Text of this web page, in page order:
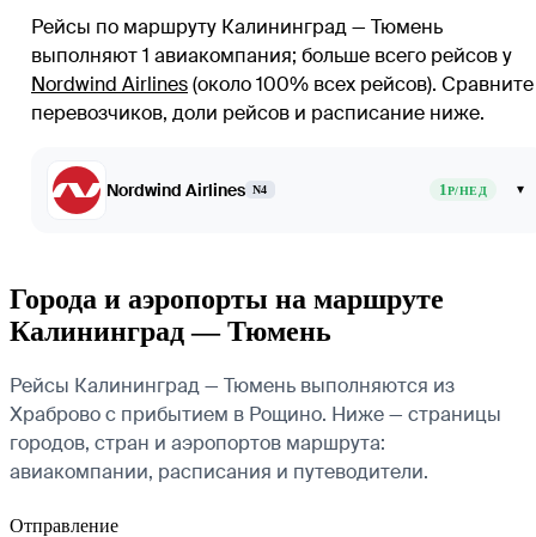
Рейсы по маршруту Калининград — Тюмень
выполняют 1 авиакомпания; больше всего рейсов у
Nordwind Airlines(около 100% всех рейсов). Сравните
перевозчиков, доли рейсов и расписание ниже.
Nordwind Airlines N4 1Р/НЕД ▾
Города и аэропорты на маршруте
Калининград — Тюмень
Рейсы Калининград — Тюмень выполняются из
Храброво с прибытием в Рощино. Ниже — страницы
городов, стран и аэропортов маршрута:
авиакомпании, расписания и путеводители.
Отправление